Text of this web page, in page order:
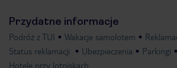
Przydatne informacje
Podróż z TUI Wakacje samolotem
Status reklamacji
Ubezpieczenia
Parkingi
Hotele przy lotniskach